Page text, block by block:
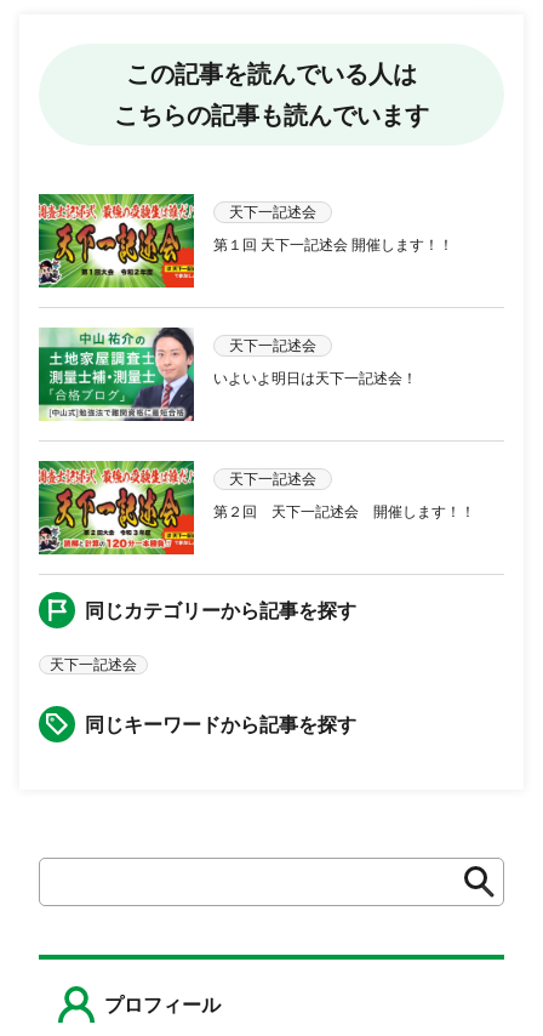
この記事を読んでいる人は
こちらの記事も読んでいます
天下一記述会
第１回 天下一記述会 開催します！！
天下一記述会
いよいよ明日は天下一記述会！
天下一記述会
第２回 天下一記述会 開催します！！
同じカテゴリーから記事を探す
天下一記述会
同じキーワードから記事を探す
索
検
プロフィール